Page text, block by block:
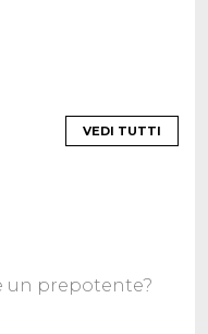
VEDI TUTTI
un prepotente?